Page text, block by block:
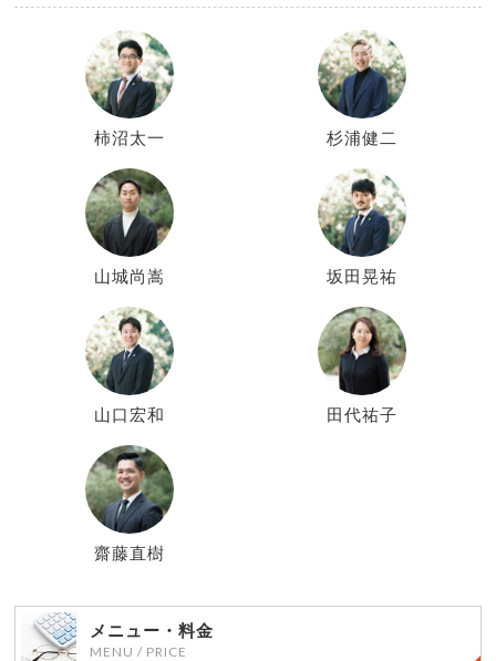
柿沼太一 杉浦健二
山城尚嵩 坂田晃祐
山口宏和 田代祐子
齋藤直樹
メニュー・料金
MENU / PRICE